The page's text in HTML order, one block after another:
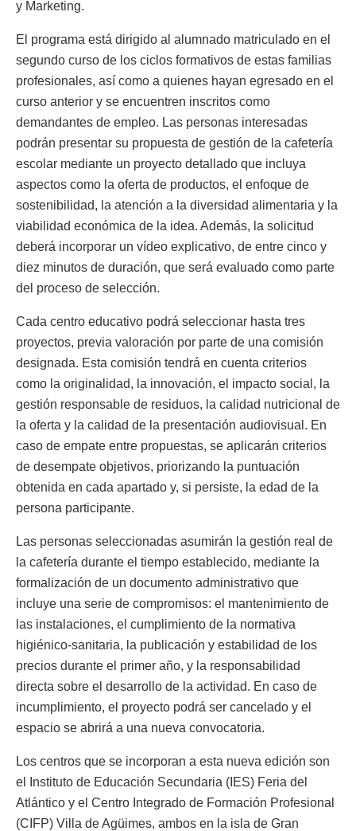
y Marketing.
El programa está dirigido al alumnado matriculado en el
segundo curso de los ciclos formativos de estas familias
profesionales, así como a quienes hayan egresado en el
curso anterior y se encuentren inscritos como
demandantes de empleo. Las personas interesadas
podrán presentar su propuesta de gestión de la cafetería
escolar mediante un proyecto detallado que incluya
aspectos como la oferta de productos, el enfoque de
sostenibilidad, la atención a la diversidad alimentaria y la
viabilidad económica de la idea. Además, la solicitud
deberá incorporar un vídeo explicativo, de entre cinco y
diez minutos de duración, que será evaluado como parte
del proceso de selección.
Cada centro educativo podrá seleccionar hasta tres
proyectos, previa valoración por parte de una comisión
designada. Esta comisión tendrá en cuenta criterios
como la originalidad, la innovación, el impacto social, la
gestión responsable de residuos, la calidad nutricional de
la oferta y la calidad de la presentación audiovisual. En
caso de empate entre propuestas, se aplicarán criterios
de desempate objetivos, priorizando la puntuación
obtenida en cada apartado y, si persiste, la edad de la
persona participante.
Las personas seleccionadas asumirán la gestión real de
la cafetería durante el tiempo establecido, mediante la
formalización de un documento administrativo que
incluye una serie de compromisos: el mantenimiento de
las instalaciones, el cumplimiento de la normativa
higiénico-sanitaria, la publicación y estabilidad de los
precios durante el primer año, y la responsabilidad
directa sobre el desarrollo de la actividad. En caso de
incumplimiento, el proyecto podrá ser cancelado y el
espacio se abrirá a una nueva convocatoria.
Los centros que se incorporan a esta nueva edición son
el Instituto de Educación Secundaria (IES) Feria del
Atlántico y el Centro Integrado de Formación Profesional
(CIFP) Villa de Agüimes, ambos en la isla de Gran